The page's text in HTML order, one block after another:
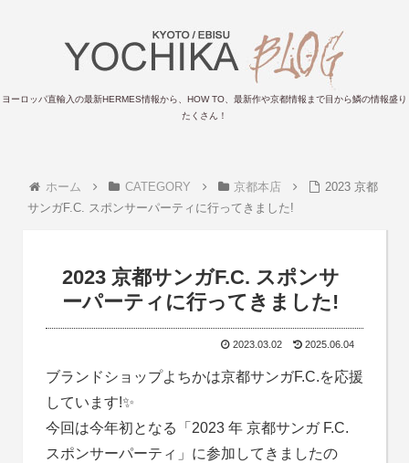
ヨーロッパ直輸入の最新HERMES情報から、HOW TO、最新作や京都情報まで目から鱗の情報盛り
たくさん！
ホーム CATEGORY 京都本店
2023 京都
サンガF.C. スポンサーパーティに行ってきました!
2023 京都サンガF.C. スポンサ
ーパーティに行ってきました!
2023.03.02 2025.06.04
ブランドショップよちかは京都サンガF.C.を応援
しています!✨
今回は今年初となる「2023 年 京都サンガ F.C.
スポンサーパーティ」に参加してきましたの